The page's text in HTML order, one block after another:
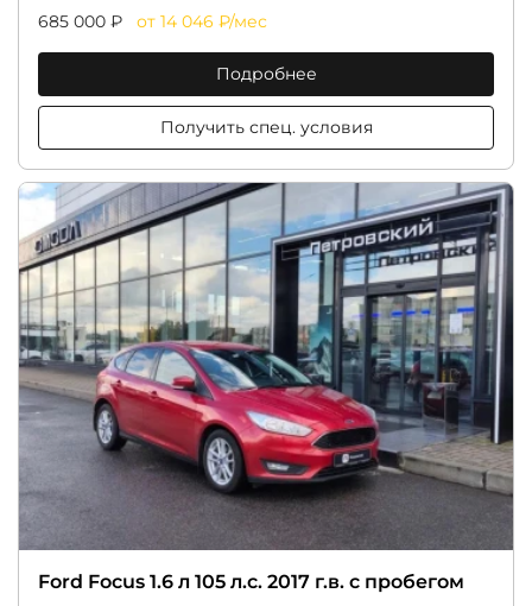
685 000 ₽ от 14 046 ₽/мес
Подробнее
Получить спец. условия
Ford Focus 1.6 л 105 л.с. 2017 г.в. с пробегом